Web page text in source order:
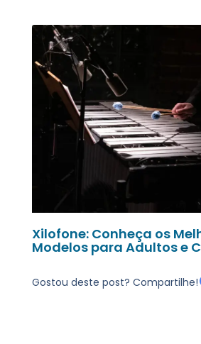
Xilofone: Conheça os
Modelos para Adultos e
Gostou deste post? Compartilhe!